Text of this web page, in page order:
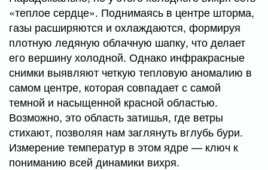
«теплое сердце». Поднимаясь в центре шторма,
газы расширяются и охлаждаются, формируя
плотную ледяную облачную шапку, что делает
его вершину холодной. Однако инфракрасные
снимки выявляют четкую тепловую аномалию в
самом центре, которая совпадает с самой
темной и насыщенной красной областью.
Возможно, это область затишья, где ветры
стихают, позволяя нам заглянуть вглубь бури.
Измерение температур в этом ядре — ключ к
пониманию всей динамики вихря.